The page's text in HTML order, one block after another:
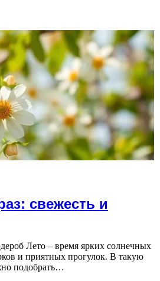
свежесть и
Лето – время ярких солнечных
и приятных прогулок. В такую
подобрать…